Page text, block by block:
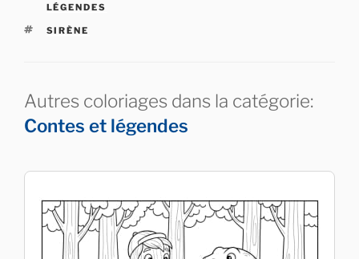
LÉGENDES
ÉTIQUETTES
SIRÈNE
Autres coloriages dans la catégorie:
Contes et légendes